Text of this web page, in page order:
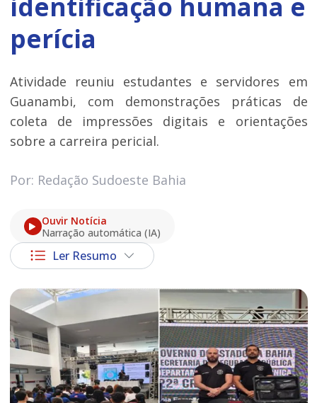
perícia
Atividade reuniu estudantes e servidores em
Guanambi, com demonstrações práticas de
coleta de impressões digitais e orientações
sobre a carreira pericial.
Por: Redação Sudoeste Bahia
Ouvir Notícia
Narração automática (IA)
Ler Resumo